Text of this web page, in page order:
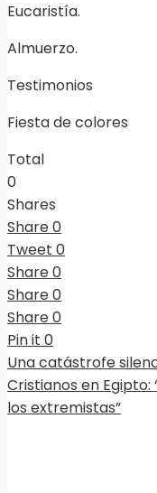
Eucaristía.
Almuerzo.
Testimonios
Fiesta de colores
Total
0
Shares
Share0
Tweet 0
Share0
Share0
Share0
Pin it 0
Una catástrofe
Cristianos en
los extremistas”